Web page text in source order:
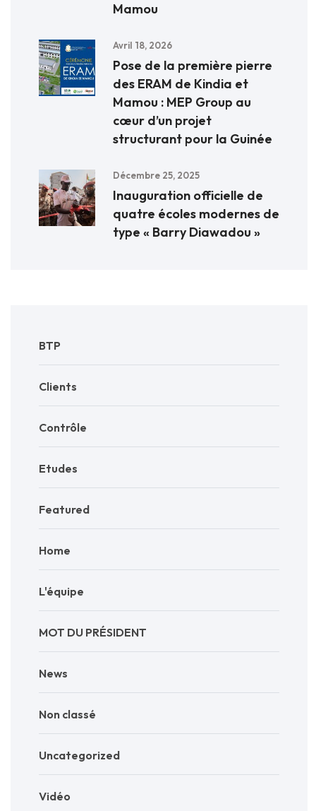
Mamou
Avril 18, 2026
Pose de la première pierre
des ERAM de Kindia et
Mamou : MEP Group au
cœur d’un projet
structurant pour la Guinée
Décembre 25, 2025
Inauguration officielle de
quatre écoles modernes de
type « Barry Diawadou »
BTP
Clients
Contrôle
Etudes
Featured
Home
L'équipe
MOT DU PRÉSIDENT
News
Non classé
Uncategorized
Vidéo